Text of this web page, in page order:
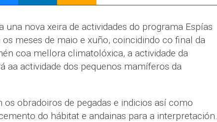
una nova xeira de actividades do programa Espías
meses de maio e xuño, coincidindo co final da
coa mellora climatolóxica, a actividade da
aa actividade dos pequenos mamíferos da
os obradoiros de pegadas e indicios así como
do hábitat e andainas para a interpretación.